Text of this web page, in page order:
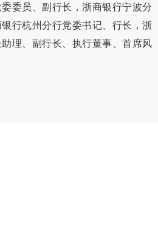
委员、副行长，浙商银行宁波分
行杭州分行党委书记、行长，浙
理、副行长、执行董事、首席风